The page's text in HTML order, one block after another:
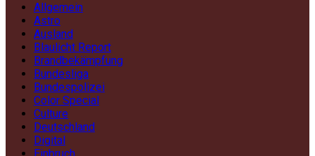
Allgemein
Astro
Ausland
Blaulicht Report
Brandbekämpfung
Bundesliga
Bundespolizei
Color Special
Culture
Deutschland
Digital